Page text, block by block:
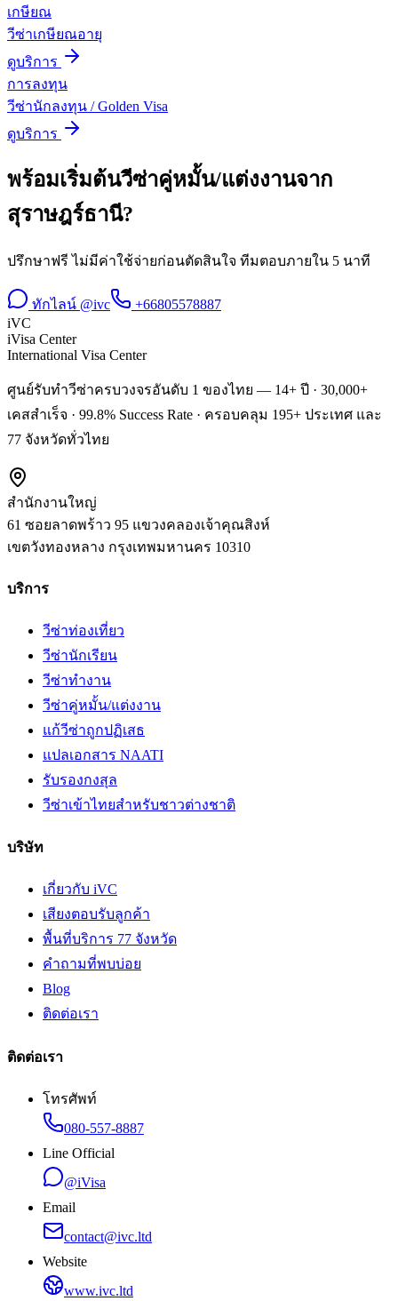
เกษียณ
วีซ่าเกษียณอายุ
ดูบริการ
การลงทุน
วีซ่านักลงทุน / Golden Visa
ดูบริการ
พร้อมเริ่มต้นวีซ่าคู่หมั้น/แต่งงานจาก
สุราษฎร์ธานี?
ปรึกษาฟรี ไม่มีค่าใช้จ่ายก่อนตัดสินใจ ทีมตอบภายใน 5 นาที
ทักไลน์ @ivc
+66805578887
iVC
iVisa Center
International Visa Center
ศูนย์รับทำวีซ่าครบวงจรอันดับ 1 ของไทย — 14+ ปี · 30,000+
เคสสำเร็จ · 99.8% Success Rate · ครอบคลุม 195+ ประเทศ และ
77 จังหวัดทั่วไทย
สำนักงานใหญ่
61 ซอยลาดพร้าว 95 แขวงคลองเจ้าคุณสิงห์
เขตวังทองหลาง กรุงเทพมหานคร 10310
บริการ
วีซ่าท่องเที่ยว
วีซ่านักเรียน
วีซ่าทำงาน
วีซ่าคู่หมั้น/แต่งงาน
แก้วีซ่าถูกปฏิเสธ
แปลเอกสาร NAATI
รับรองกงสุล
วีซ่าเข้าไทยสำหรับชาวต่างชาติ
บริษัท
เกี่ยวกับ iVC
เสียงตอบรับลูกค้า
พื้นที่บริการ 77 จังหวัด
คำถามที่พบบ่อย
Blog
ติดต่อเรา
ติดต่อเรา
โทรศัพท์
080-557-8887
Line Official
@iVisa
Email
contact@ivc.ltd
Website
www.ivc.ltd